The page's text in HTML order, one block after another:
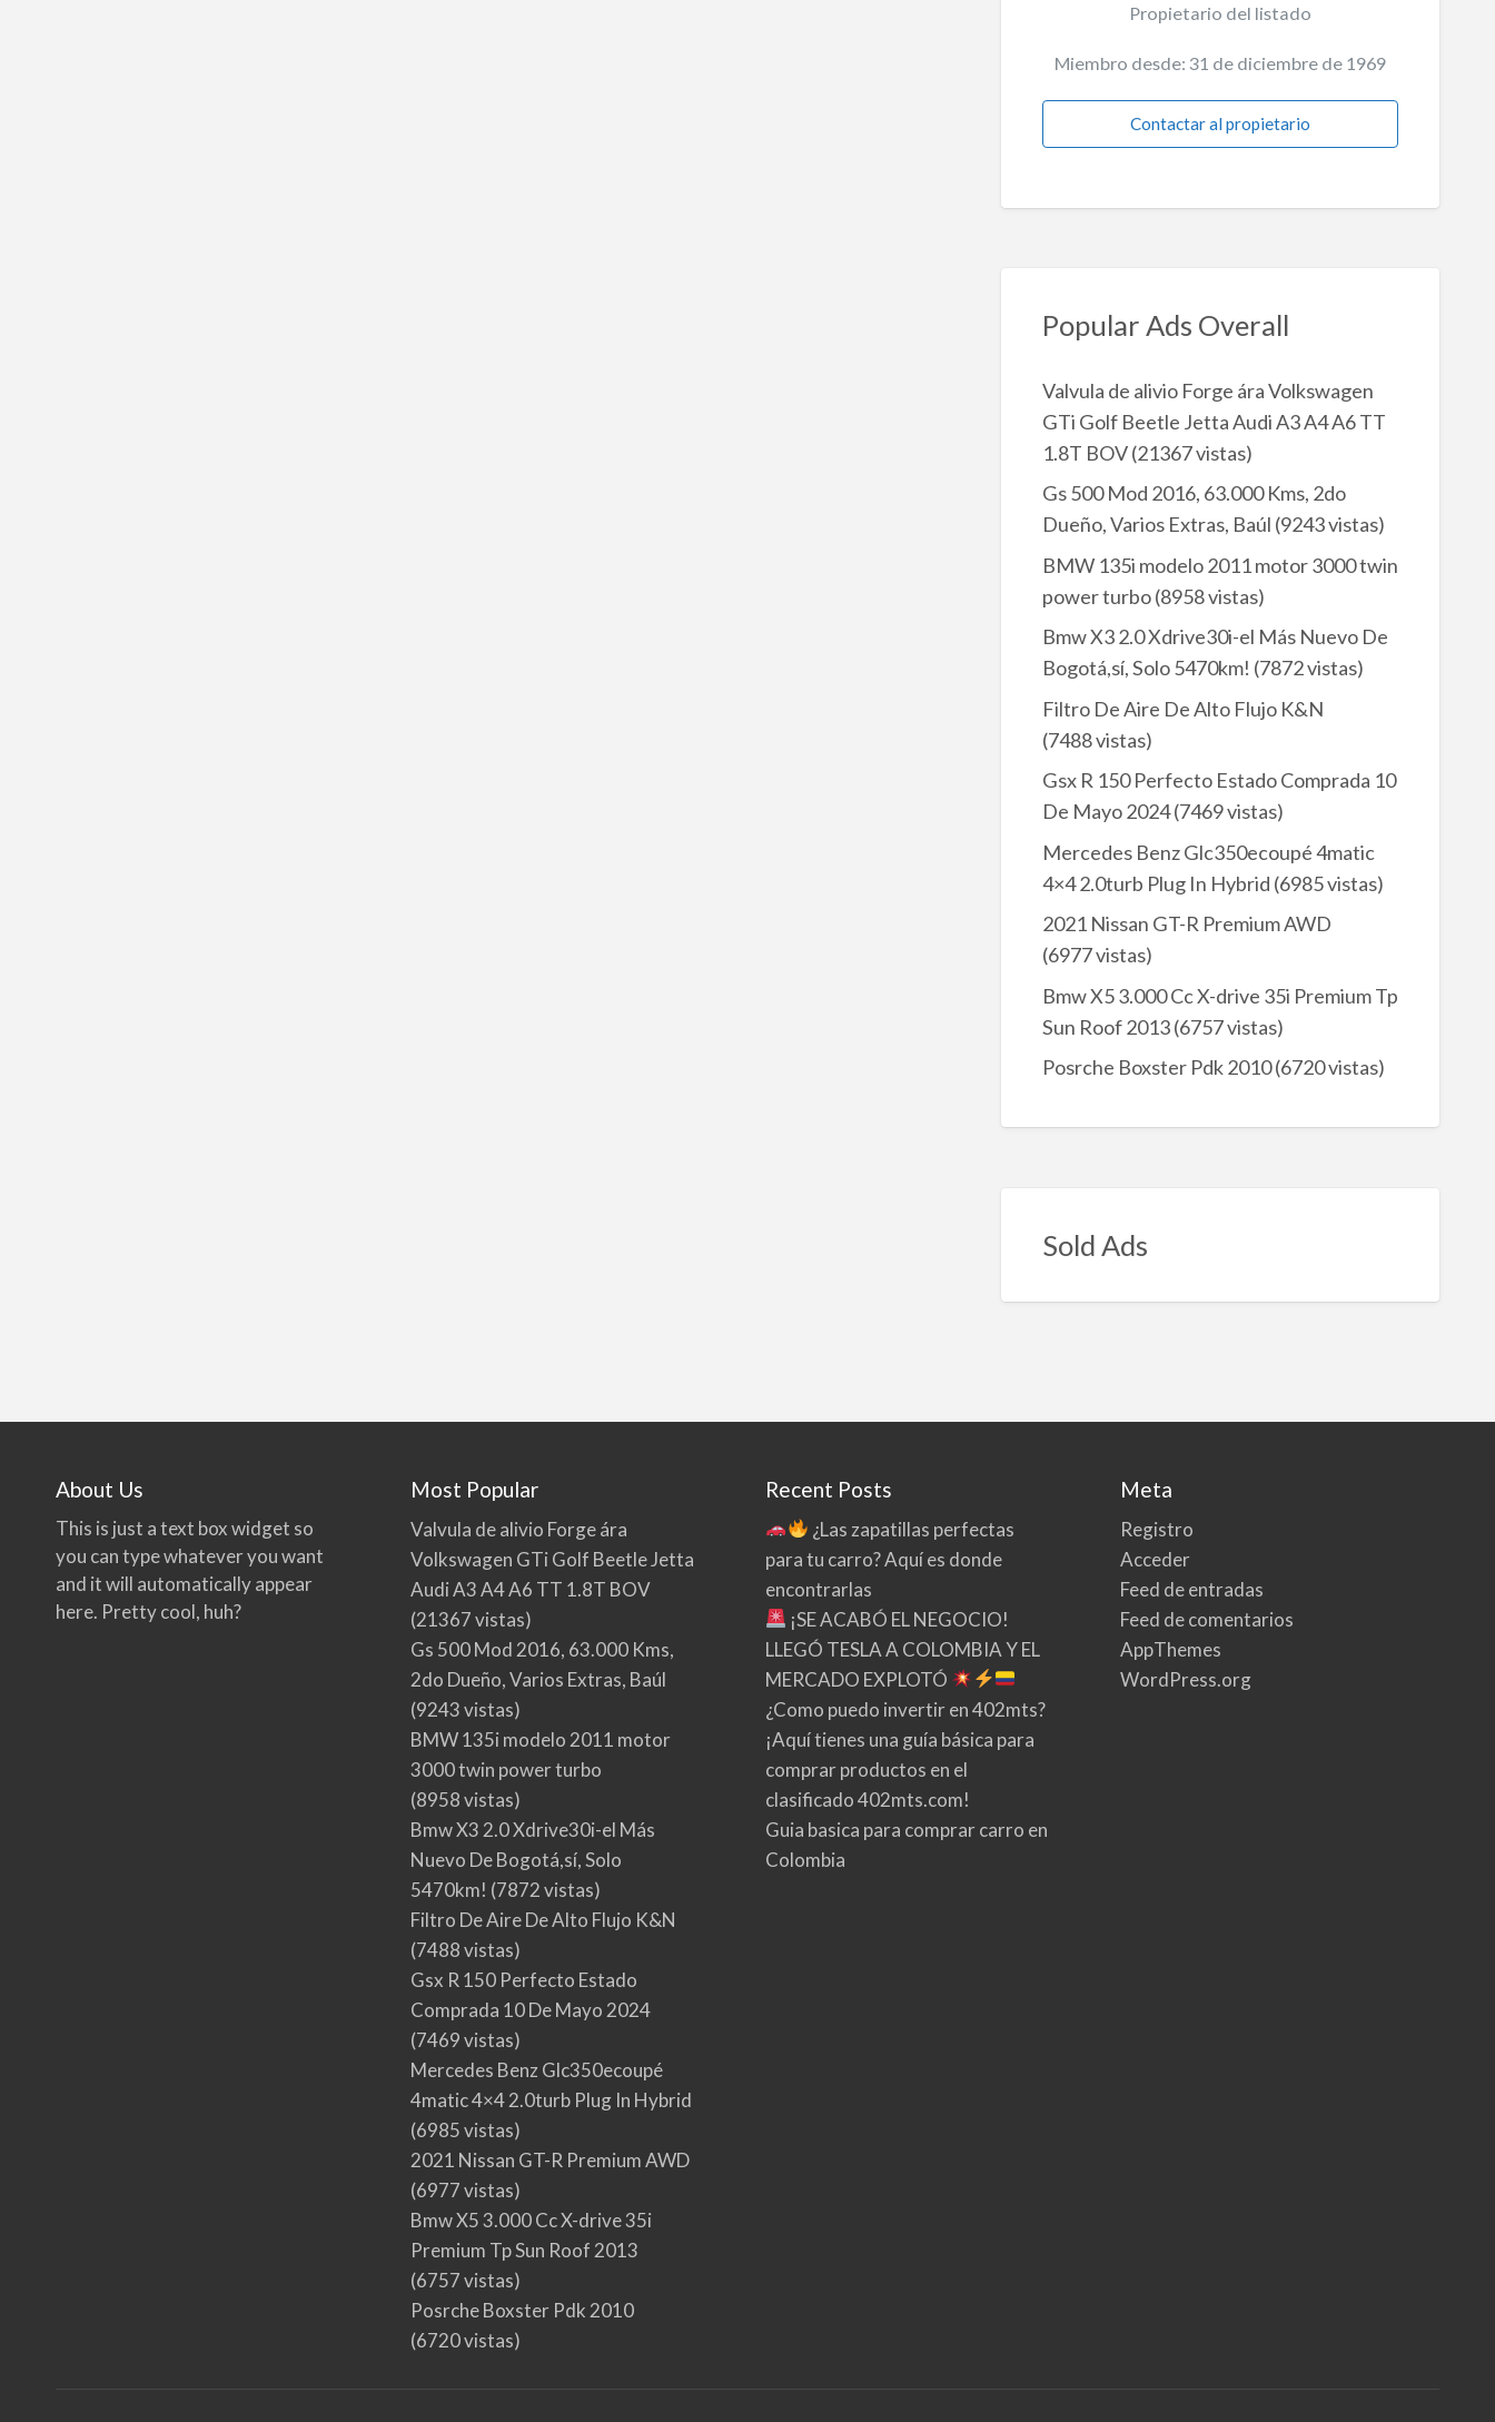
Propietario del listado
Miembro desde: 31 de diciembre de 1969
Contactar al propietario
Popular Ads Overall
Valvula de alivio Forge ára Volkswagen
GTi Golf Beetle Jetta Audi A3 A4 A6 TT
1.8T BOV(21367 vistas)
Gs 500 Mod 2016, 63.000 Kms, 2do
Dueño, Varios Extras, Baúl (9243 vistas)
BMW 135i modelo 2011 motor 3000 twin
power turbo(8958 vistas)
Bmw X3 2.0 Xdrive30i-el Más Nuevo De
Bogotá,sí, Solo 5470km! (7872 vistas)
Filtro De Aire De Alto Flujo K&N
(7488 vistas)
Gsx R 150 Perfecto Estado Comprada 10
De Mayo 2024(7469 vistas)
Mercedes Benz Glc350ecoupé 4matic
4×4 2.0turb Plug In Hybrid (6985 vistas)
2021 Nissan GT-R Premium AWD
(6977 vistas)
Bmw X5 3.000 Cc X-drive 35i Premium Tp
Sun Roof 2013(6757 vistas)
Posrche Boxster Pdk 2010(6720 vistas)
Sold Ads
About Us
This is just a text box widget so
you can type whatever you want
and it will automatically appear
here. Pretty cool, huh?
Most Popular
Valvula de alivio Forge ára
Volkswagen GTi Golf Beetle Jetta
Audi A3 A4 A6 TT 1.8T BOV
(21367 vistas)
Gs 500 Mod 2016, 63.000 Kms,
2do Dueño, Varios Extras, Baúl
(9243 vistas)
BMW 135i modelo 2011 motor
3000 twin power turbo
(8958 vistas)
Bmw X3 2.0 Xdrive30i-el Más
Nuevo De Bogotá,sí, Solo
5470km! (7872 vistas)
Filtro De Aire De Alto Flujo K&N
(7488 vistas)
Gsx R 150 Perfecto Estado
Comprada 10 De Mayo 2024
(7469 vistas)
Mercedes Benz Glc350ecoupé
4matic 4×4 2.0turb Plug In Hybrid
(6985 vistas)
2021 Nissan GT-R Premium AWD
(6977 vistas)
Bmw X5 3.000 Cc X-drive 35i
Premium Tp Sun Roof 2013
(6757 vistas)
Posrche Boxster Pdk 2010
(6720 vistas)
Recent Posts
¿Las zapatillas perfectas
para tu carro? Aquí es donde
encontrarlas
¡SE ACABÓ EL NEGOCIO!
LLEGÓ TESLA A COLOMBIA Y EL
MERCADO EXPLOTÓ
¿Como puedo invertir en 402mts?
¡Aquí tienes una guía básica para
comprar productos en el
clasificado 402mts.com!
Guia basica para comprar carro en
Colombia
Meta
Registro
Acceder
Feed de entradas
Feed de comentarios
AppThemes
WordPress.org